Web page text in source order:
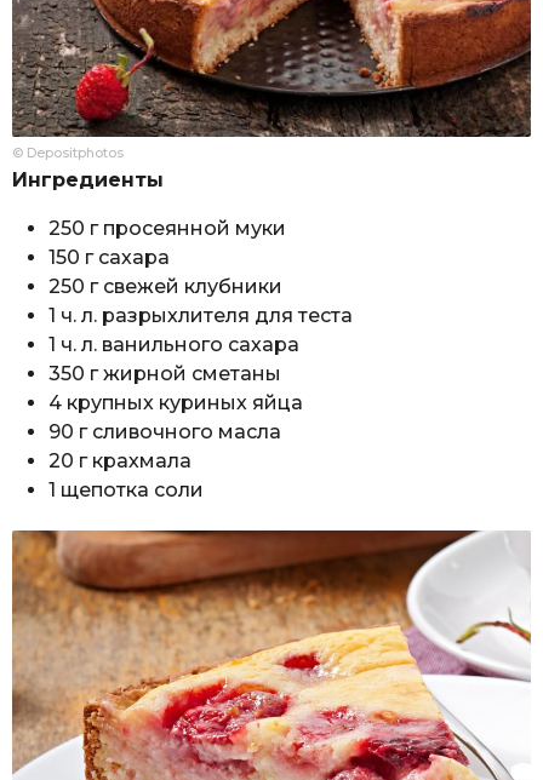
© Depositphotos
Ингредиенты
250 г просеянной муки
150 г сахара
250 г свежей клубники
1 ч. л. разрыхлителя для теста
1 ч. л. ванильного сахара
350 г жирной сметаны
4 крупных куриных яйца
90 г сливочного масла
20 г крахмала
1 щепотка соли